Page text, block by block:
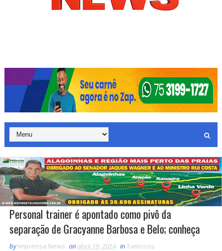
Personal trainer é apontado como pivô da
separação de Gracyanne Barbosa e Belo; conheça
by Imprensa News on abril 19, 2024 in Famosos